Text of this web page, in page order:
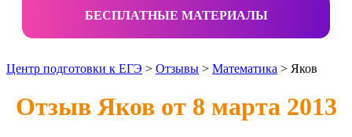
БЕСПЛАТНЫЕ МАТЕРИАЛЫ
Центр подготовки к ЕГЭ > Отзывы > Математика > Яков
Отзыв Яков от 8 марта 2013